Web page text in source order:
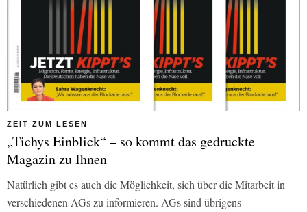
ZEIT ZUM LESEN
„Tichys Einblick“ – so kommt das gedruckte
Magazin zu Ihnen
Natürlich gibt es auch die Möglichkeit, sich über die Mitarbeit in
verschiedenen AGs zu informieren. AGs sind übrigens